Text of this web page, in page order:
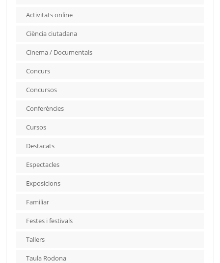
Activitats online
Ciència ciutadana
Cinema / Documentals
Concurs
Concursos
Conferències
Cursos
Destacats
Espectacles
Exposicions
Familiar
Festes i festivals
Tallers
Taula Rodona